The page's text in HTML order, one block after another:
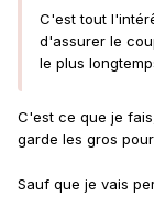
C'est tout
d'assurer le
le plus
C'est ce que je
garde les gros
Sauf que je vais